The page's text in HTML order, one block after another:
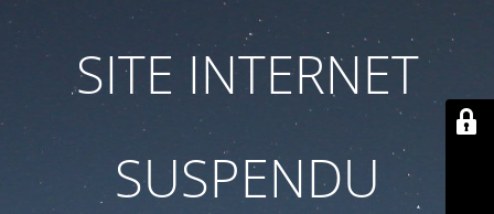
SITE INTERNET
SUSPENDU